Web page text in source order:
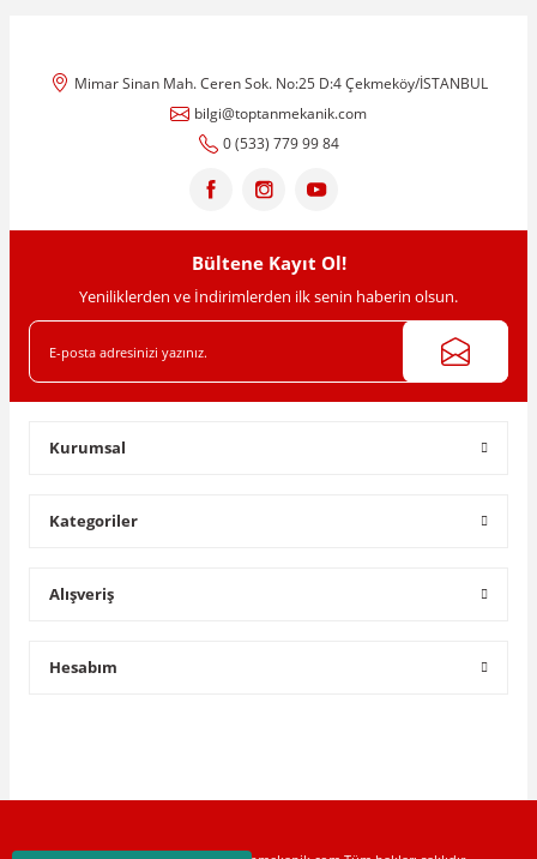
Ürün fiyatı diğer sitelerden daha pahalı.
Bu ürüne benzer farklı alternatifler olmalı.
Mimar Sinan Mah. Ceren Sok. No:25 D:4 Çekmeköy/İSTANBUL
bilgi@toptanmekanik.com
0 (533) 779 99 84
Bültene Kayıt Ol!
Yeniliklerden ve İndirimlerden ilk senin haberin olsun.
Kurumsal
Kategoriler
Alışveriş
Hesabım